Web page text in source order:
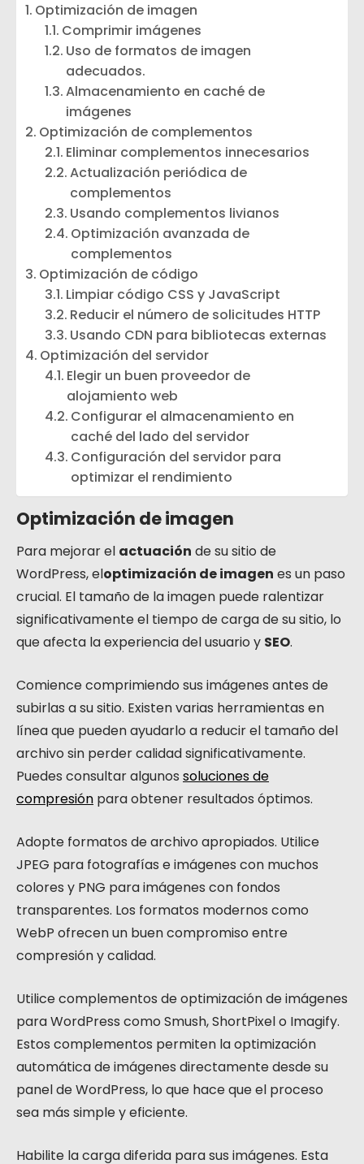
Optimización de imagen
Comprimir imágenes
Uso de formatos de imagen
adecuados.
Almacenamiento en caché de
imágenes
Optimización de complementos
Eliminar complementos innecesarios
Actualización periódica de
complementos
Usando complementos livianos
Optimización avanzada de
complementos
Optimización de código
Limpiar código CSS y JavaScript
Reducir el número de solicitudes HTTP
Usando CDN para bibliotecas externas
Optimización del servidor
Elegir un buen proveedor de
alojamiento web
Configurar el almacenamiento en
caché del lado del servidor
Configuración del servidor para
optimizar el rendimiento
Optimización de imagen
Para mejorar el actuación de su sitio de
WordPress, eloptimización de imagen es un paso
crucial. El tamaño de la imagen puede ralentizar
significativamente el tiempo de carga de su sitio, lo
que afecta la experiencia del usuario y SEO.
Comience comprimiendo sus imágenes antes de
subirlas a su sitio. Existen varias herramientas en
línea que pueden ayudarlo a reducir el tamaño del
archivo sin perder calidad significativamente.
Puedes consultar algunos soluciones de
compresión para obtener resultados óptimos.
Adopte formatos de archivo apropiados. Utilice
JPEG para fotografías e imágenes con muchos
colores y PNG para imágenes con fondos
transparentes. Los formatos modernos como
WebP ofrecen un buen compromiso entre
compresión y calidad.
Utilice complementos de optimización de imágenes
para WordPress como Smush, ShortPixel o Imagify.
Estos complementos permiten la optimización
automática de imágenes directamente desde su
panel de WordPress, lo que hace que el proceso
sea más simple y eficiente.
Habilite la carga diferida para sus imágenes. Esta